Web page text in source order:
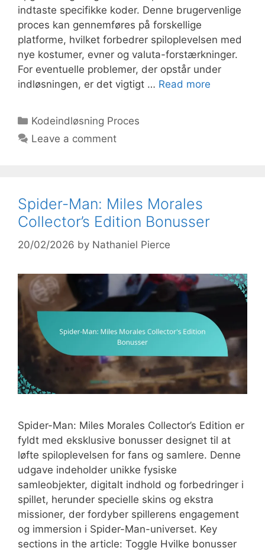
indtaste specifikke koder. Denne brugervenlige
proces kan gennemføres på forskellige
platforme, hvilket forbedrer spiloplevelsen med
nye kostumer, evner og valuta-forstærkninger.
For eventuelle problemer, der opstår under
indløsningen, er det vigtigt … Read more
Categories
Kodeindløsning Proces
Leave a comment
Spider-Man: Miles Morales
Collector’s Edition Bonusser
20/02/2026 by Nathaniel Pierce
Spider-Man: Miles Morales Collector’s Edition er
fyldt med eksklusive bonusser designet til at
løfte spiloplevelsen for fans og samlere. Denne
udgave indeholder unikke fysiske
samleobjekter, digitalt indhold og forbedringer i
spillet, herunder specielle skins og ekstra
missioner, der fordyber spillerens engagement
og immersion i Spider-Man-universet. Key
sections in the article: Toggle Hvilke bonusser